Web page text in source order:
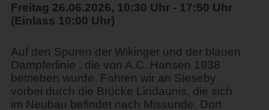
Freitag 26.06.2026, 10:30 Uhr - 17:50 Uhr
(Einlass 10:00 Uhr)
Auf den Spuren der Wikinger und der blauen
Dampferlinie , die von A.C. Hansen 1938
betrieben wurde. Fahren wir an Sieseby
vorbei durch die Brücke Lindaunis, die sich
im Neubau befindet nach Missunde. Dort